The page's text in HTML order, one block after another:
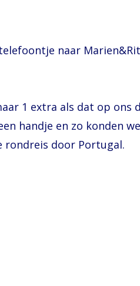
naar
1 extra als dat op ons
handje en zo konden
rondreis door Portugal.